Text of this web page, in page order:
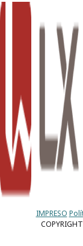
IMPRESO